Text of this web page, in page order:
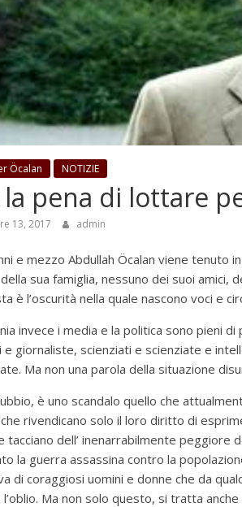
Öcalan NOTIZIE
la pena di lottare
13, 2017 admin
e mezzo Abdullah Öcalan viene tenuto
sua famiglia, nessuno dei suoi amici,
è l’oscurità nella quale nascono voci e
invece i media e la politica sono pieni
e giornaliste, scienziati e scienziate e
Ma non una parola della situazione
è uno scandalo quello che
rivendicano solo il loro diritto di
tacciano dell’ inenarrabilmente peggiore
la guerra assassina contro la
di coraggiosi uomini e donne che da
Ma non solo questo, si tratta